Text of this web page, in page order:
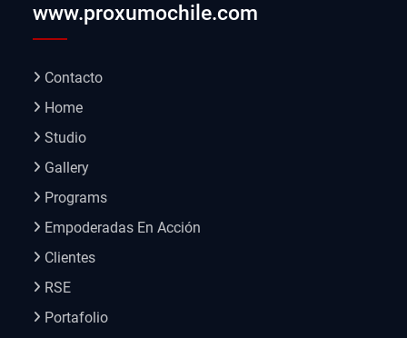
www.proxumochile.com
Contacto
Home
Studio
Gallery
Programs
Empoderadas En Acción
Clientes
RSE
Portafolio